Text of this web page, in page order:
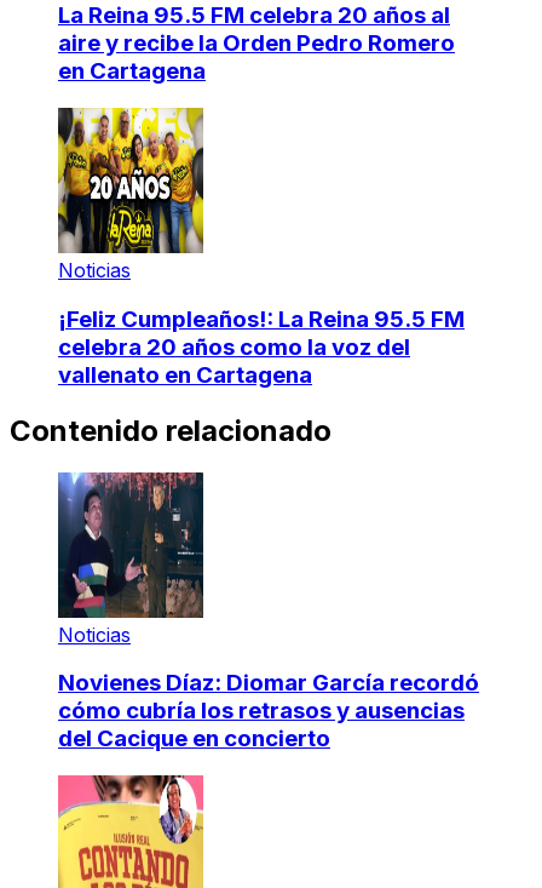
La Reina 95.5 FM celebra 20 años al
aire y recibe la Orden Pedro Romero
en Cartagena
Noticias
¡Feliz Cumpleaños!: La Reina 95.5 FM
celebra 20 años como la voz del
vallenato en Cartagena
Contenido relacionado
Noticias
Novienes Díaz: Diomar García recordó
cómo cubría los retrasos y ausencias
del Cacique en concierto